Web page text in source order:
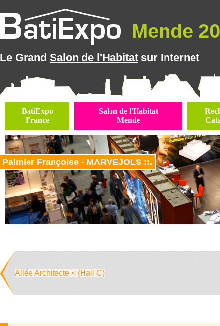
Mende
Le Grand Salon de l'Habitat sur Internet
BatiExpo
France
Salon de l'Habitat
Mende
Palmier Françoise - MARVEJOLS ::.
Allée Architecte < (Hall C)